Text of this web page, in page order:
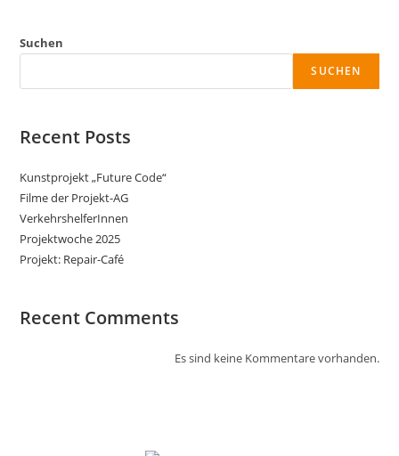
Suchen
SUCHEN
Recent Posts
Kunstprojekt „Future Code“
Filme der Projekt-AG
VerkehrshelferInnen
Projektwoche 2025
Projekt: Repair-Café
Recent Comments
Es sind keine Kommentare vorhanden.